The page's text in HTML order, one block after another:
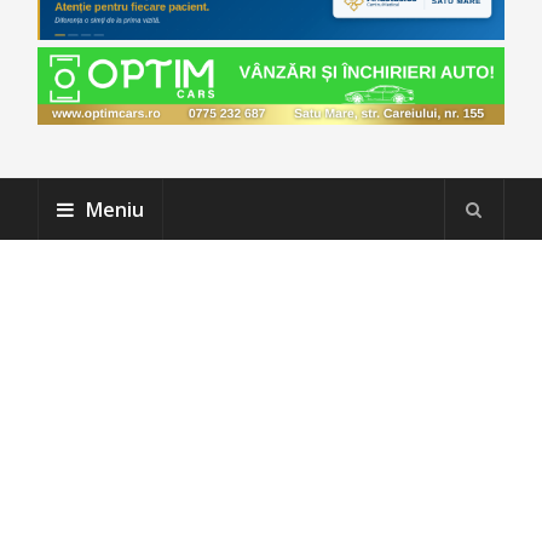
Meniu